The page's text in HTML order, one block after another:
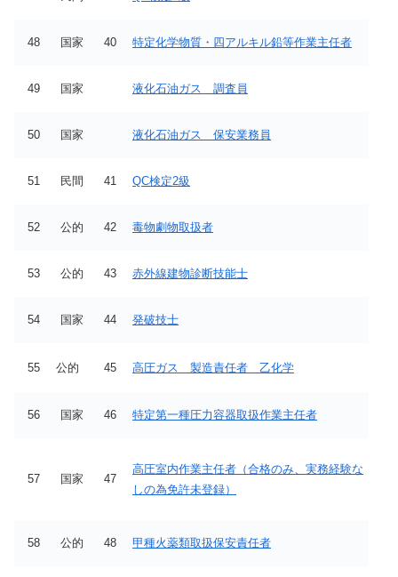
48 国家 40 特定化学物質・四アルキル鉛等作業主任者
49 国家 液化石油ガス 調査員
50 国家 液化石油ガス 保安業務員
51 民間 41 QC検定2級
52 公的 42 毒物劇物取扱者
53 公的 43 赤外線建物診断技能士
54 国家 44 発破技士
55 公的 45 高圧ガス 製造責任者 乙化学
56 国家 46 特定第一種圧力容器取扱作業主任者
57 国家 47
高圧室内作業主任者（合格のみ、実務経験な
しの為免許未登録）
58 公的 48 甲種火薬類取扱保安責任者